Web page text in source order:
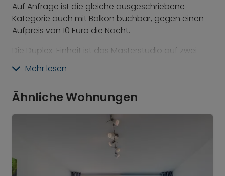
Auf Anfrage ist die gleiche ausgeschriebene
Kategorie auch mit Balkon buchbar, gegen einen
Aufpreis von 10 Euro die Nacht.
Die Duplex-Einheit ist das Masterstudio auf zwei
Ebenen. Auf der oberen Ebene befindet sich das
Schlafzimmer mit Regalen. Die untere Etage bietet
Sitzecke, einem Sofa und einer voll ausgestatteten
Bei Revo finden Sie das Beste aus der Welt der
Hotels, kombiniert mit den Vorteilen von Serviced
Apartments und dem Gefühl von individuellem
Wohnen. Bei uns gibt es für alles einen Raum: für
Mehr lesen
Ähnliche Wohnungen